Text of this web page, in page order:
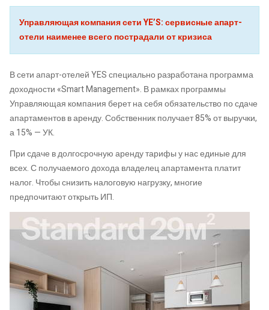
Управляющая компания сети YE’S: сервисные апарт-
отели наименее всего пострадали от кризиса
В сети апарт-отелей YES специально разработана программа
доходности «Smart Management». В рамках программы
Управляющая компания берет на себя обязательство по сдаче
апартаментов в аренду. Собственник получает 85% от выручки,
а 15% — УК.
При сдаче в долгосрочную аренду тарифы у нас единые для
всех. С получаемого дохода владелец апартамента платит
налог. Чтобы снизить налоговую нагрузку, многие
предпочитают открыть ИП.